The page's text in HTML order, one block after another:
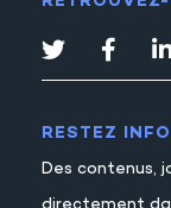
RESTEZ
Des contenus,